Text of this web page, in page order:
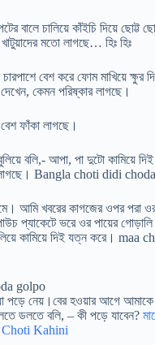
বালে চালিয়ে কাঁইচি দিয়ে ছোট্ট
মতো লাগছে… হিঃ হিঃ
বেশ করে ফোম মাখিয়ে ক্ষুর
কেমন পরিষ্কার লাগছে।
ফাঁকা লাগছে।
বলি,- আপা, পা দুটো কামিয়ে
Bangla choti didi choda
আমি খবরের কাগজের ওপর পরা
প্যাকেটে ভরে ওর পায়ের
কামিয়ে দিই যত্ন করে। maa
golpo
পড়ে নেয়।বের হওয়ার আগে
ডলতে বলি, – কী পড়ে যাবেন?
Choti Kahini